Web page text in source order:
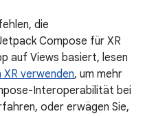
die
Compose für XR
auf Views basiert, lesen
XR verwenden, um mehr
Interoperabilität bei
oder erwägen Sie,